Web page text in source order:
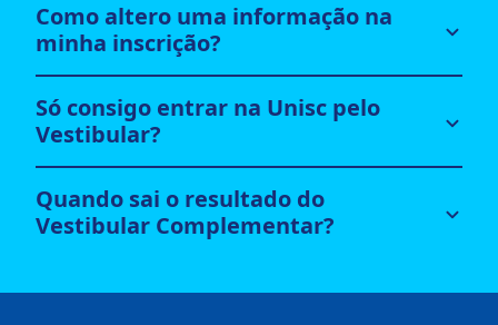
Como altero uma informação na
minha inscrição?
Só consigo entrar na Unisc pelo
Vestibular?
Quando sai o resultado do
Vestibular Complementar?